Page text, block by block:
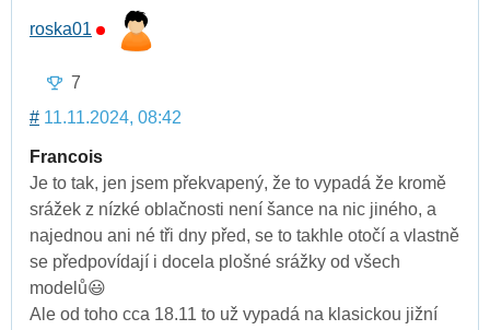
roska01
7
# 11.11.2024, 08:42
Francois
Je to tak, jen jsem překvapený, že to vypadá že kromě
srážek z nízké oblačnosti není šance na nic jiného, a
najednou ani né tři dny před, se to takhle otočí a vlastně
se předpovídají i docela plošné srážky od všech
modelů😃
Ale od toho cca 18.11 to už vypadá na klasickou jižní